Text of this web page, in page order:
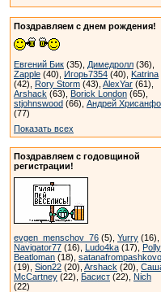
Поздравляем с днем рождения!
Евгений Бик (35), Димедролл (36),
Zapple (40), Игорь7354 (40), Katrina
(42), Rory Storm (43), AlexYar (61),
Arshack (63), Borick London (65),
stjohnswood (66), Андрей
(77)
Показать всех
Поздравляем с годовщиной
регистрации!
evgen_menschov_76 (5), Yurry (16),
Navigator77 (16), Ludo4ka (17), Polly
Beatloman (18), satanafrompashkovo
(19), Sion22 (20), Arshack (20),
McCartney (22), Басист (22), Nich
(22)